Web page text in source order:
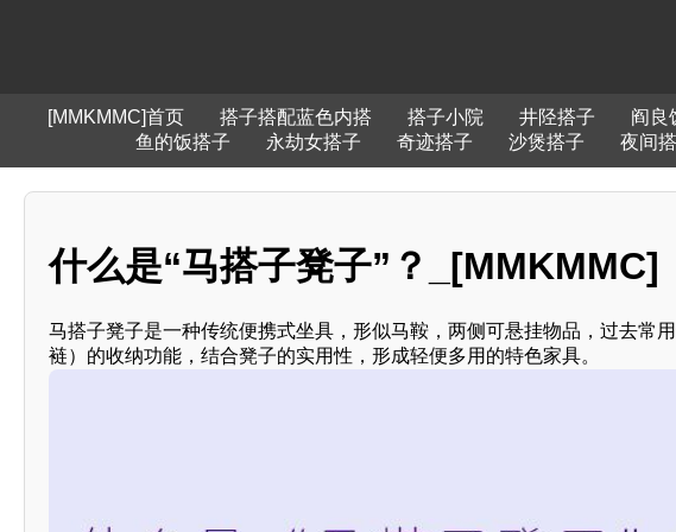
[MMKMMC]首页 搭子搭配蓝色内搭 搭子小院 井陉搭子 阎良
鱼的饭搭子
永劫女搭子 奇迹搭子 沙煲搭子 夜间
什么是“马搭子凳子”？_[MMKMMC]
马搭子凳子是一种传统便携式坐具，形似马鞍，两侧可悬挂物品，过去常
裢）的收纳功能，结合凳子的实用性，形成轻便多用的特色家具。